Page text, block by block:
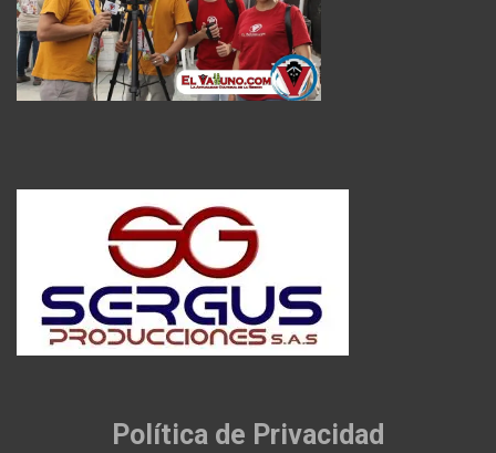
Política de Privacidad